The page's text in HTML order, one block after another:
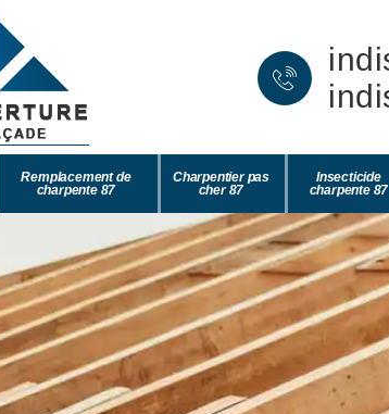
Remplacement de
charpente 87
Charpentier pas
cher 87
Insecticide
charpente 87